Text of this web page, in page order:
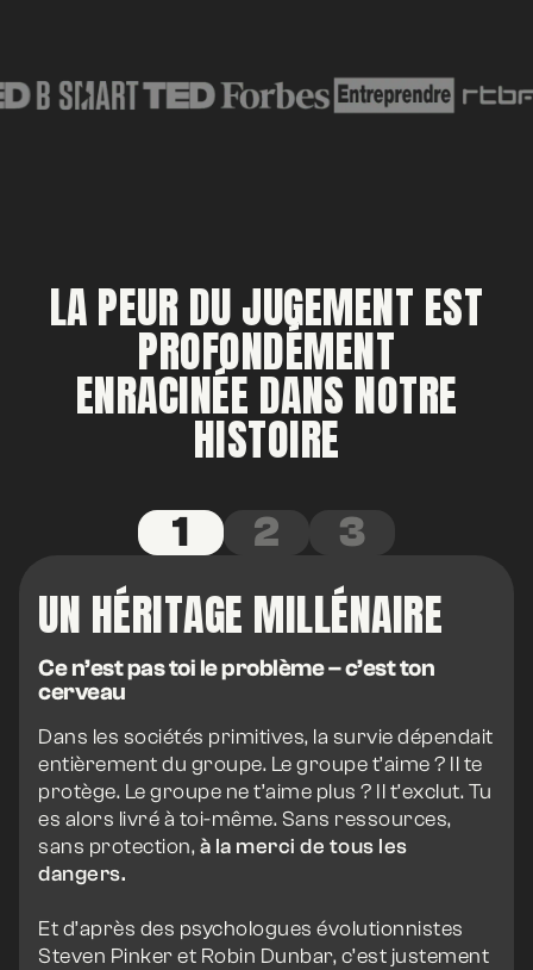
LA PEUR DU JUGEMENT EST
PROFONDÉMENT
ENRACINÉE DANS NOTRE
HISTOIRE
1 2 3
UN HÉRITAGE MILLÉNAIRE
Ce n’est pas toi le problème – c’est ton
cerveau
Dans les sociétés primitives, la survie dépendait
entièrement du groupe. Le groupe t’aime ? Il te
protège. Le groupe ne t’aime plus ? Il t’exclut. Tu
es alors livré à toi-même. Sans ressources,
sans protection,à la merci de tous les
dangers.
Et d’après des psychologues évolutionnistes
Steven Pinker et Robin Dunbar, c’est justement